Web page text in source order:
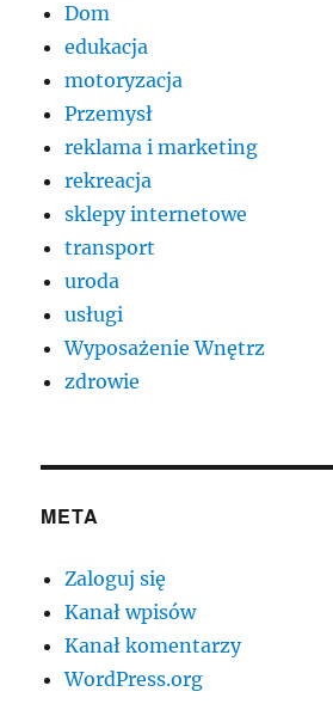
Dom
edukacja
motoryzacja
Przemysł
reklama i marketing
rekreacja
sklepy internetowe
transport
uroda
usługi
Wyposażenie Wnętrz
zdrowie
META
Zaloguj się
Kanał wpisów
Kanał komentarzy
WordPress.org